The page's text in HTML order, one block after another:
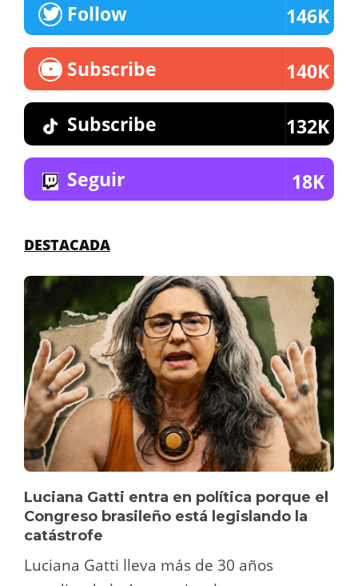
Follow 146K
Subscribe 140K
Subscribe 132K
Seguir 18K
DESTACADA
Luciana Gatti entra en política porque el
Congreso brasileño está legislando la
catástrofe
Luciana Gatti lleva más de 30 años